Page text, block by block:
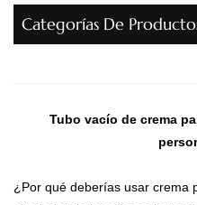
Categorías De
Tubo vacío de crema
¿Por qué deberías usar crema